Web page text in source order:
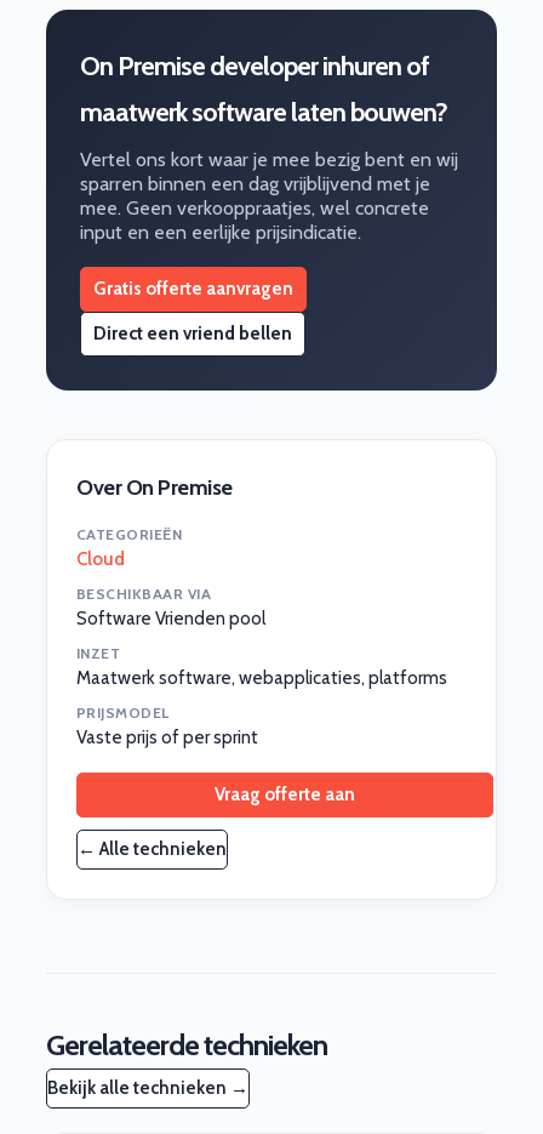
On Premise developer inhuren of
maatwerk software laten bouwen?
Vertel ons kort waar je mee bezig bent en wij
sparren binnen een dag vrijblijvend met je
mee. Geen verkooppraatjes, wel concrete
input en een eerlijke prijsindicatie.
Gratis offerte aanvragen
Direct een vriend bellen
Over On Premise
CATEGORIEËN
Cloud
BESCHIKBAAR VIA
Software Vrienden pool
INZET
Maatwerk software, webapplicaties, platforms
PRIJSMODEL
Vaste prijs of per sprint
Vraag offerte aan
← Alle technieken
Gerelateerde technieken
Bekijk alle technieken →